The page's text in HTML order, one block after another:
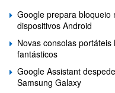
Google prepara bloqueio
dispositivos Android
Novas consolas
fantásticos
Google Assistant
Samsung Galaxy